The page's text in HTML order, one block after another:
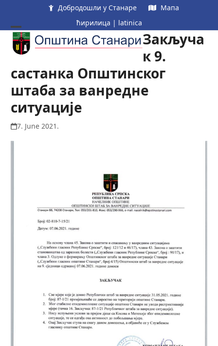
content
Добродошли у Станаре
Мапа
ћирилица | latinica
Open
mobile
menu
Close
mobile
menu
Закључа
к 9.
састанка Општинског
штаба за ванредне
ситуације
7. June 2021.